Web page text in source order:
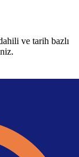
ve tarih bazlı